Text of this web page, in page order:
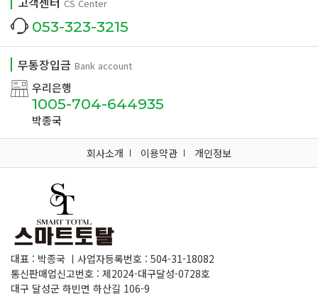
CS Center
053-323-3215
무통장입금 Bank account
우리은행
1005-704-644935
박종국
회사소개 이용약관 개인정보
대표 : 박종국 ㅣ사업자등록번호 : 504-31-18082
통신판매업신고번호 : 제2024-대구달성-0728호
대구 달성군 하빈면 하산길 106-9